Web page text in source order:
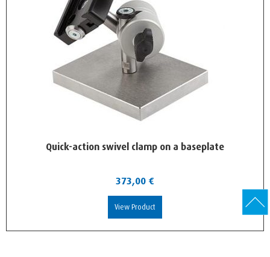
Quick-action swivel clamp on a baseplate
373,00 €
View Product